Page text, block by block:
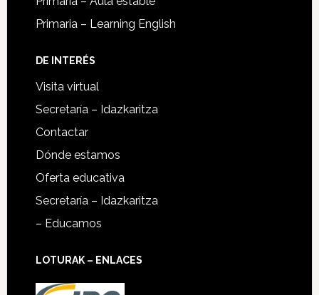
Primaria – Learning English
DE INTERÉS
Visita virtual
Secretaría – Idazkaritza
Contactar
Dónde estamos
Oferta educativa
Secretaría – Idazkaritza
– Educamos
LOTURAK – ENLACES